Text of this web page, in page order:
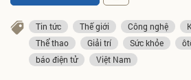
Tin tức Thế giới Công nghệ
Thể thao
Giải trí Sức khỏe
báo điện tử
Việt Nam